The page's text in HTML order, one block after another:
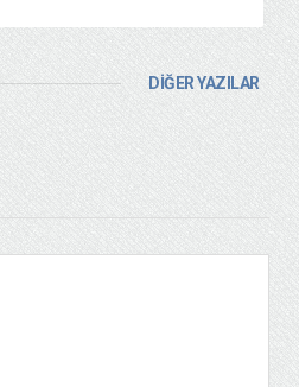
DİĞER YAZILAR